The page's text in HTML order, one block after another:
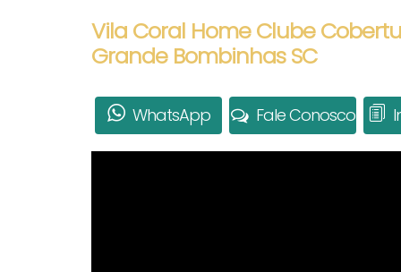
Vila Coral Home Clube
Grande Bombinhas SC
WhatsApp Fale Conosco